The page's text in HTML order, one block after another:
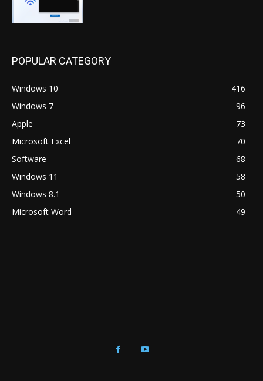
POPULAR CATEGORY
Windows 10
416
Windows 7
96
Apple
73
Microsoft Excel
70
Software
68
Windows 11
58
Windows 8.1
50
Microsoft Word
49